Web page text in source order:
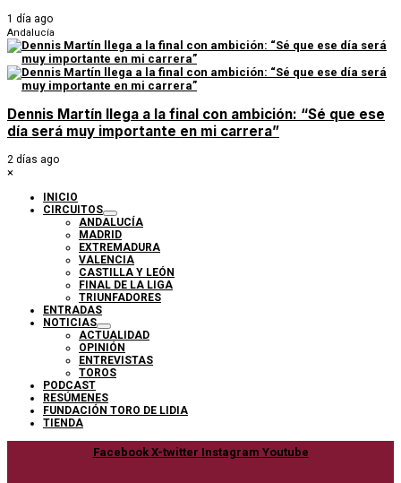
1 día ago
Andalucía
Dennis Martín llega a la final con ambición: “Sé que ese
día será muy importante en mi carrera”
2 días ago
×
INICIO
CIRCUITOS
ANDALUCÍA
MADRID
EXTREMADURA
VALENCIA
CASTILLA Y LEÓN
FINAL DE LA LIGA
TRIUNFADORES
ENTRADAS
NOTICIAS
ACTUALIDAD
OPINIÓN
ENTREVISTAS
TOROS
PODCAST
RESÚMENES
FUNDACIÓN TORO DE LIDIA
TIENDA
Facebook X-twitter Instagram Youtube